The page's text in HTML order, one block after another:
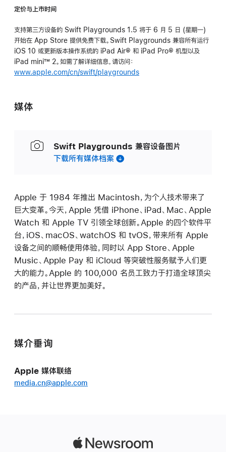
定价与上市时间
支持第三方设备的 Swift Playgrounds 1.5 将于 6 月 5 日 (星期一)
开始在 App Store 提供免费下载。Swift Playgrounds 兼容所有运行
iOS 10 或更新版本操作系统的 iPad Air® 和 iPad Pro® 机型以及
iPad mini™ 2。如需了解详细信息，请访问：
www.apple.com/cn/swift/playgrounds
媒体
Swift Playgrounds 兼容设备图片
下载所有媒体档案
Apple 于 1984 年推出 Macintosh，为个人技术带来了
巨大变革。今天，Apple 凭借 iPhone、iPad、Mac、Apple
Watch 和 Apple TV 引领全球创新。Apple 的四个软件平
台，iOS、macOS、watchOS 和 tvOS，带来所有 Apple
设备之间的顺畅使用体验，同时以 App Store、Apple
Music、Apple Pay 和 iCloud 等突破性服务赋予人们更
大的能力。Apple 的 100,000 名员工致力于打造全球顶尖
的产品，并让世界更加美好。
媒介垂询
Apple 媒体联络
media.cn@apple.com